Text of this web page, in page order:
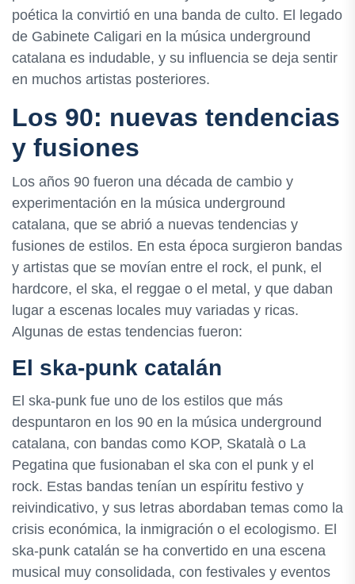
poética la convirtió en una banda de culto. El legado
de Gabinete Caligari en la música underground
catalana es indudable, y su influencia se deja sentir
en muchos artistas posteriores.
Los 90: nuevas tendencias
y fusiones
Los años 90 fueron una década de cambio y
experimentación en la música underground
catalana, que se abrió a nuevas tendencias y
fusiones de estilos. En esta época surgieron bandas
y artistas que se movían entre el rock, el punk, el
hardcore, el ska, el reggae o el metal, y que daban
lugar a escenas locales muy variadas y ricas.
Algunas de estas tendencias fueron:
El ska-punk catalán
El ska-punk fue uno de los estilos que más
despuntaron en los 90 en la música underground
catalana, con bandas como KOP, Skatalà o La
Pegatina que fusionaban el ska con el punk y el
rock. Estas bandas tenían un espíritu festivo y
reivindicativo, y sus letras abordaban temas como la
crisis económica, la inmigración o el ecologismo. El
ska-punk catalán se ha convertido en una escena
musical muy consolidada, con festivales y eventos